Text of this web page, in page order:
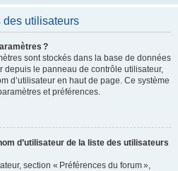
des utilisateurs
?
sont stockés dans la base de données
depuis le panneau de contrôle utilisateur,
d’utilisateur en haut de page. Ce système
et préférences.
d’utilisateur de la liste des utilisateurs
section « Préférences du forum »,